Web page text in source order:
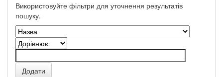
Використовуйте фільтри для уточнення результатів
пошуку.